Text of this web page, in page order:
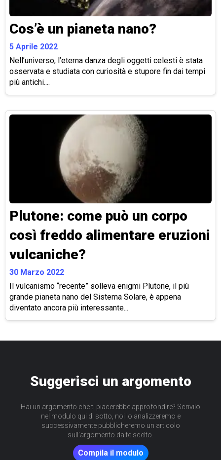
Cos’è un pianeta nano?
5 Aprile 2022
Nell’universo, l’eterna danza degli oggetti celesti è stata
osservata e studiata con curiosità e stupore fin dai tempi
più antichi....
Plutone: come può un corpo
così freddo alimentare eruzioni
vulcaniche?
30 Marzo 2022
Il vulcanismo “recente” solleva enigmi Plutone, il più
grande pianeta nano del Sistema Solare, è appena
diventato ancora più interessante...
Suggerisci un argomento
Hai un argomento che ti piacerebbe approfondire? Scrivilo
nel modulo qui di sotto, noi lo analizzeremo e
successivamente pubblicheremo un articolo
sull’argomento da te scelto.
Compila il modulo